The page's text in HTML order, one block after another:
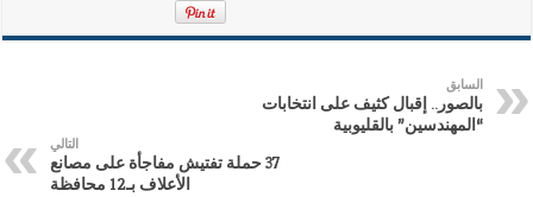
السابق
بالصور.. إقبال كثيف على انتخابات
“المهندسين” بالقليوبية
التالي
37 حملة تفتيش مفاجأة على مصانع
الأعلاف بـ12 محافظة